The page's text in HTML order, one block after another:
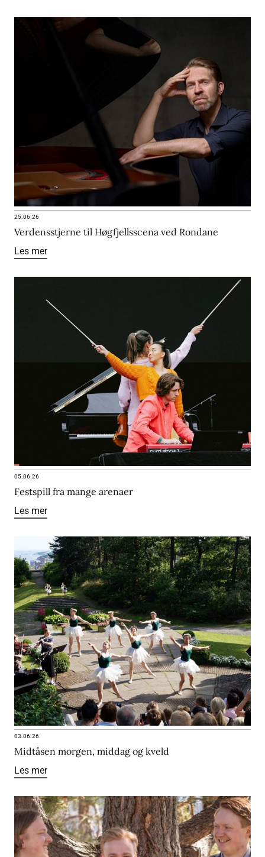
25.06.26
Verdensstjerne til Høgfjellsscena ved Rondane
Les mer
05.06.26
Festspill fra mange arenaer
Les mer
03.06.26
Midtåsen morgen, middag og kveld
Les mer